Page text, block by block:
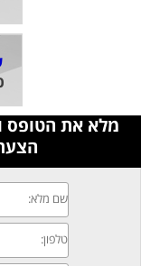
מלא את הטופס
הצעת